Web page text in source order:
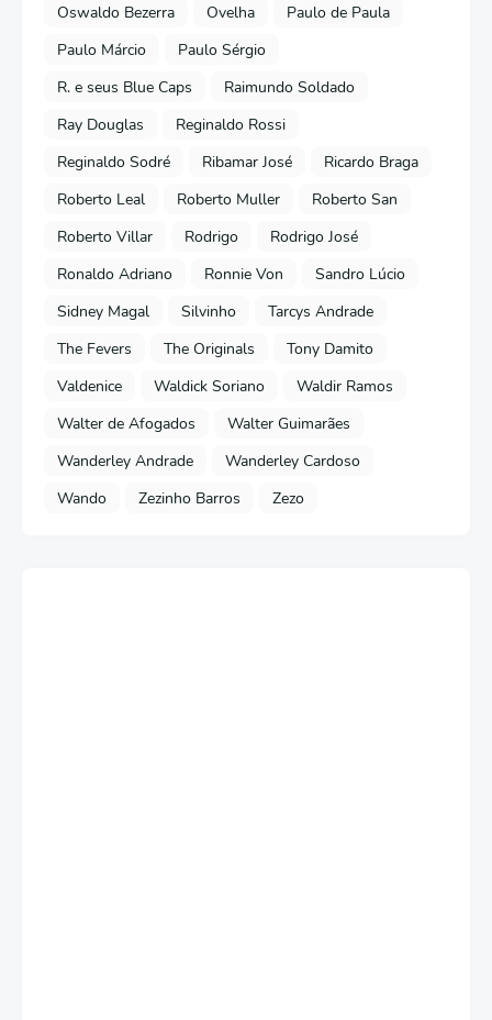
Oswaldo Bezerra
Ovelha
Paulo de Paula
Paulo Márcio
Paulo Sérgio
R. e seus Blue Caps
Raimundo Soldado
Ray Douglas
Reginaldo Rossi
Reginaldo Sodré
Ribamar José
Ricardo Braga
Roberto Leal
Roberto Muller
Roberto San
Roberto Villar
Rodrigo
Rodrigo José
Ronaldo Adriano
Ronnie Von
Sandro Lúcio
Sidney Magal
Silvinho
Tarcys Andrade
The Fevers
The Originals
Tony Damito
Valdenice
Waldick Soriano
Waldir Ramos
Walter de Afogados
Walter Guimarães
Wanderley Andrade
Wanderley Cardoso
Wando
Zezinho Barros Zezo